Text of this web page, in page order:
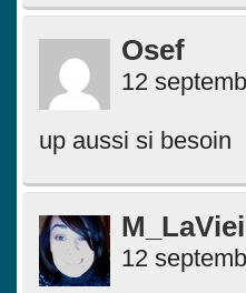
Osef
12
up aussi si besoin
12